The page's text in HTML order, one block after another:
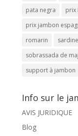
pata negra
prix
prix jambon
romarin
sobrassada de
support à jambon
Info sur le
AVIS JURIDIQUE
Blog